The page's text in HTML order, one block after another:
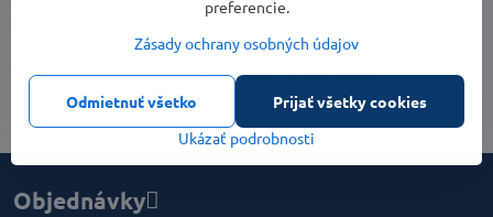
Objednávky
preferencie.
Zásady ochrany osobných údajov
Ukázať podrobnosti
Prijať všetky cookies
Odmietnuť všetko